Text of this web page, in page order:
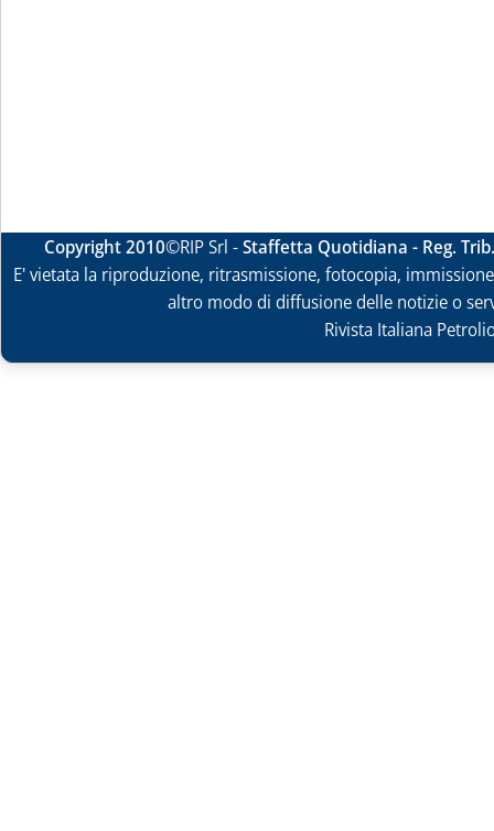
Copyright 2010©RIP Srl -Staffetta Quotidiana - Reg.
E' vietata la riproduzione, ritrasmissione, fotocopia,
altro modo di diffusione delle notizie o
Rivista Italiana